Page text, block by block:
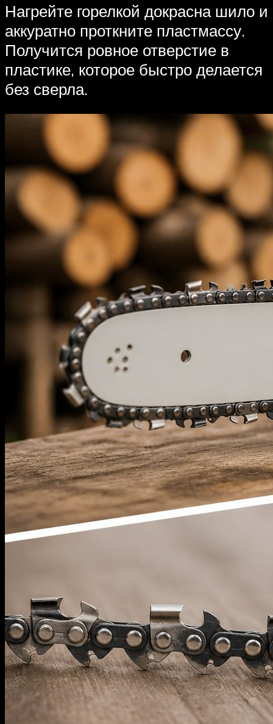
Нагрейте горелкой докрасна шило и
аккуратно проткните пластмассу.
Получится ровное отверстие в
пластике, которое быстро делается
без сверла.